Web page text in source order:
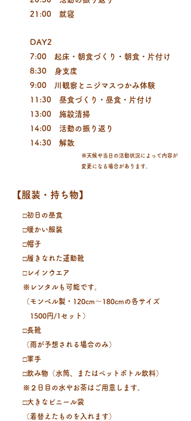
21:00 就寝
DAY2
7:00 起床・朝食づくり・朝食・片付け
8:30 身支度
9:00 川観察とニジマスつかみ体験
11:30 昼食づくり・昼食・片付け
13:00 施設清掃
14:00 活動の振り返り
14:30 解散
※天候や当日の活動状況によって内容が
変更になる場合があります。
【服装・持ち物】
□初日の昼食
□暖かい服装
□帽子
□履きなれた運動靴
□レインウエア
※レンタルも可能です。
（モンベル製・120cm〜180cmの各サイズ
1500円/1セット）
□長靴
（雨が予想される場合のみ）
□軍手
​□飲み物（水筒、またはペットボトル飲料）
※２日目の水やお茶はご用意します。
□大きなビニール袋
（着替えたものを入れます）